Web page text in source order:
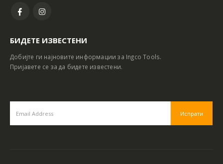
БИДЕТЕ ИЗВЕСТЕНИ
Добијте ги најновите информации за Ingco Tools.
Пријавете се за да бидете известени.